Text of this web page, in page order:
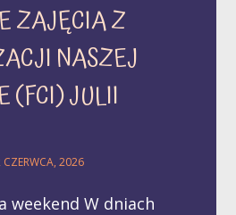
ZAJĘCIA Z
NASZEJ
(FCI) JULII
CZERWCA, 2026
weekend W dniach